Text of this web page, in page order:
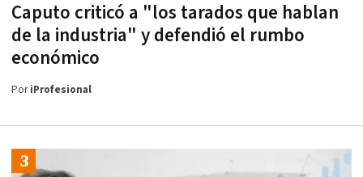
Caputo criticó a "los tarados que hablan
de la industria" y defendió el rumbo
económico
PoriProfesional